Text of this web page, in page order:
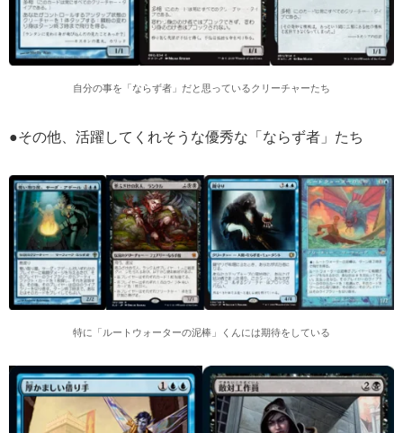
自分の事を「ならず者」だと思っているクリーチャーたち
●その他、活躍してくれそうな優秀な「ならず者」たち
特に「ルートウォーターの泥棒」くんには期待をしている